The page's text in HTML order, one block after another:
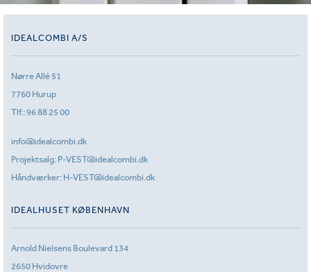
IDEALCOMBI A/S
Nørre Allé 51
7760 Hurup
Tlf.:96 88 25 00
info@idealcombi.dk
Projektsalg: P-VEST@idealcombi.dk
Håndværker: H-VEST@idealcombi.dk
IDEALHUSET KØBENHAVN
Arnold Nielsens Boulevard 134
2650 Hvidovre